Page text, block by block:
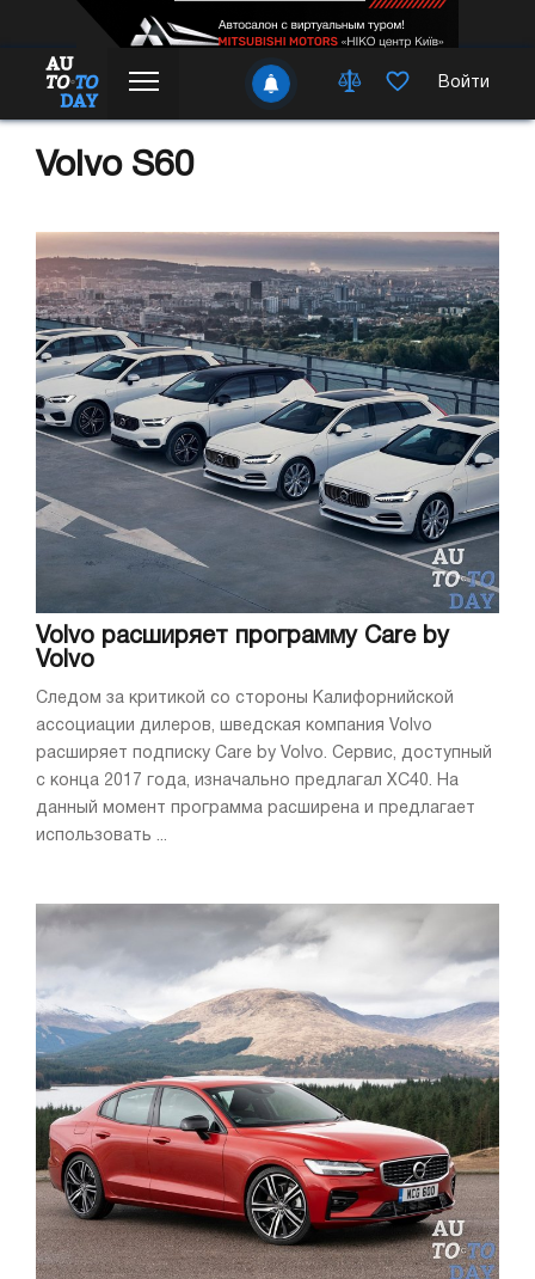
Войти
Volvo S60
Volvo расширяет программу Care by
Volvo
Следом за критикой со стороны Калифорнийской
ассоциации дилеров, шведская компания Volvo
расширяет подписку Care by Volvo. Сервис, доступный
с конца 2017 года, изначально предлагал XC40. На
данный момент программа расширена и предлагает
использовать ...